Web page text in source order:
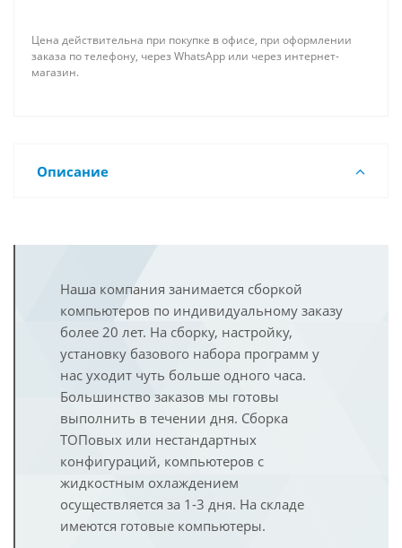
Цена действительна при покупке в офисе, при оформлении
заказа по телефону, через WhatsApp или через интернет-
магазин.
Описание
Наша компания занимается сборкой
компьютеров по индивидуальному заказу
более 20 лет. На сборку, настройку,
установку базового набора программ у
нас уходит чуть больше одного часа.
Большинство заказов мы готовы
выполнить в течении дня. Сборка
ТОПовых или нестандартных
конфигураций, компьютеров с
жидкостным охлаждением
осуществляется за 1-3 дня. На складе
имеются готовые компьютеры.